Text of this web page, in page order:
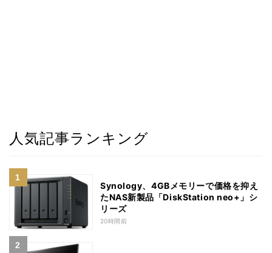
人気記事ランキング
Synology、4GBメモリーで価格を抑え
たNAS新製品「DiskStation neo+」シ
リーズ
20時間前